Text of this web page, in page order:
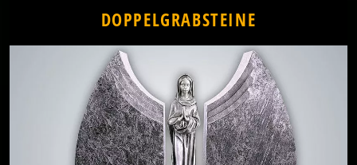
DOPPELGRABSTEINE